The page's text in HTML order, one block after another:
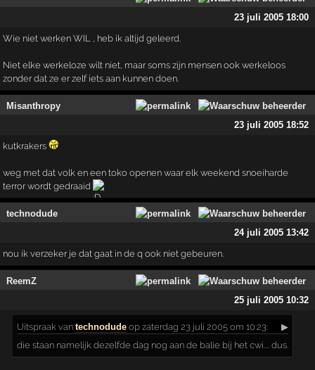
23 juli 2005 18:00
Wie niet werken WIL , heb ik altijd geleerd.
Niet elke werkeloze wilt niet, maar soms zijn mensen ook werkeloos
zonder dat ze er zelf iets aan kunnen doen.
Misanthropy
23 juli 2005 18:52
kutkrakers
weg met dat volk en een toko openen waar elk weekend snoeiharde
terror wordt gedraaid
technodude
24 juli 2005 13:42
nou ik verzeker je dat gaat in de q ook niet gebeuren.
ReemZ
25 juli 2005 10:32
Uitspraak vantechnodude op zaterdag 23 juli 2005 om 10:23:
▶
die staan namelijk dezelfde dag nog aan de balie bij het cwi.... dus.